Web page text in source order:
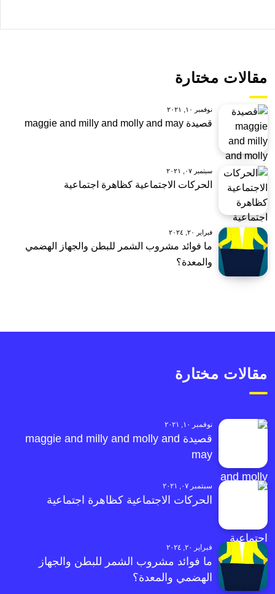
مقالات مختارة
نوفمبر ١٠, ٢٠٢١
قصيدة maggie and milly and molly and may
سبتمبر ٠٧, ٢٠٢١
الحركات الاجتماعية كظاهرة اجتماعية
فبراير ٢٠, ٢٠٢٤
ما فوائد مشروب الشمر للبطن والجهاز الهضمي
والمعدة؟
مقالات مختارة
نوفمبر ١٠, ٢٠٢١
قصيدة maggie and milly and molly and
may
سبتمبر ٠٧, ٢٠٢١
الحركات الاجتماعية كظاهرة اجتماعية
فبراير ٢٠, ٢٠٢٤
ما فوائد مشروب الشمر للبطن والجهاز
الهضمي والمعدة؟